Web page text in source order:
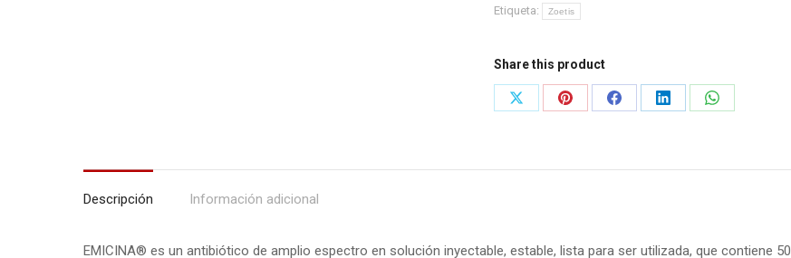
Etiqueta: Zoetis
Share this product
Share
Share
Share
Share
Share
Descripción Información adicional
EMICINA® es un antibiótico de amplio espectro en solución inyectable, estable, lista para ser utilizada, que contiene 50